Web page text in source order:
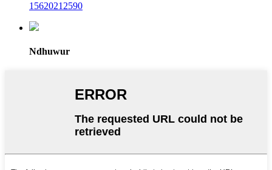
15620212590
Ndhuwur